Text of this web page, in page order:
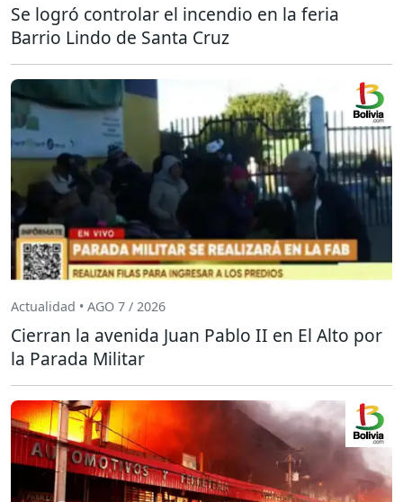
Se logró controlar el incendio en la feria
Barrio Lindo de Santa Cruz
Actualidad • AGO 7 / 2026
Cierran la avenida Juan Pablo II en El Alto por
la Parada Militar